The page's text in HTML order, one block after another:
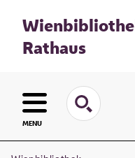
Rathaus
MENU